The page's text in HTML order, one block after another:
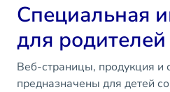
Специальная
для родителей
Веб-страницы, продукция и
предназначены для детей